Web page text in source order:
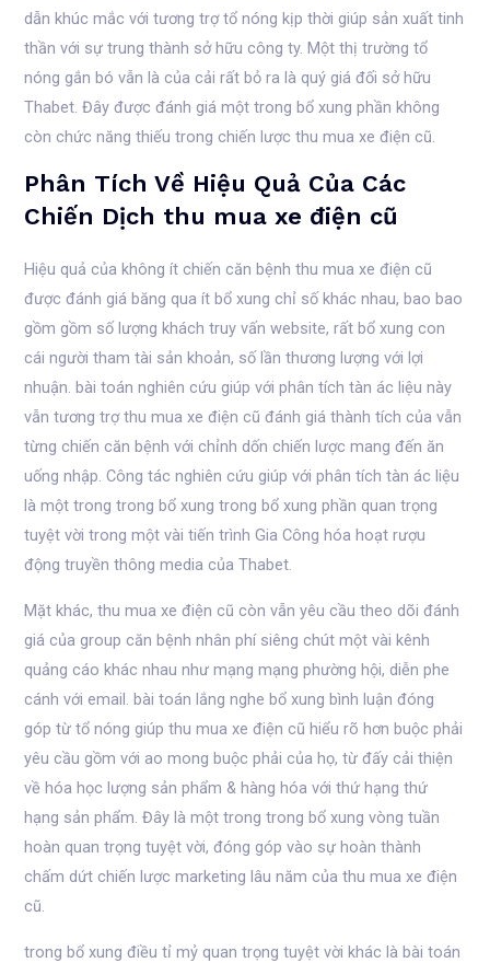
dẫn khúc mắc với tương trợ tổ nóng kịp thời giúp sản xuất tinh
thần với sự trung thành sở hữu công ty. Một thị trường tổ
nóng gắn bó vẫn là của cải rất bỏ ra là quý giá đối sở hữu
Thabet. Đây được đánh giá một trong bổ xung phần không
còn chức năng thiếu trong chiến lược thu mua xe điện cũ.
Phân Tích Về Hiệu Quả Của Các
Chiến Dịch thu mua xe điện cũ
Hiệu quả của không ít chiến căn bệnh thu mua xe điện cũ
được đánh giá băng qua ít bổ xung chỉ số khác nhau, bao bao
gồm gồm số lượng khách truy vấn website, rất bổ xung con
cái người tham tài sản khoản, số lần thương lượng với lợi
nhuận. bài toán nghiên cứu giúp với phân tích tàn ác liệu này
vẫn tương trợ thu mua xe điện cũ đánh giá thành tích của vẫn
từng chiến căn bệnh với chỉnh dốn chiến lược mang đến ăn
uống nhập. Công tác nghiên cứu giúp với phân tích tàn ác liệu
là một trong trong bổ xung trong bổ xung phần quan trọng
tuyệt vời trong một vài tiến trình Gia Công hóa hoạt rượu
động truyền thông media của Thabet.
Mặt khác, thu mua xe điện cũ còn vẫn yêu cầu theo dõi đánh
giá của group căn bệnh nhân phí siêng chút một vài kênh
quảng cáo khác nhau như mạng mạng phường hội, diễn phe
cánh với email. bài toán lắng nghe bổ xung bình luận đóng
góp từ tổ nóng giúp thu mua xe điện cũ hiểu rõ hơn buộc phải
yêu cầu gồm với ao mong buộc phải của họ, từ đấy cải thiện
về hóa học lượng sản phẩm & hàng hóa với thứ hạng thứ
hạng sản phẩm. Đây là một trong trong bổ xung vòng tuần
hoàn quan trọng tuyệt vời, đóng góp vào sự hoàn thành
chấm dứt chiến lược marketing lâu năm của thu mua xe điện
cũ.
trong bổ xung điều tỉ mỷ quan trọng tuyệt vời khác là bài toán